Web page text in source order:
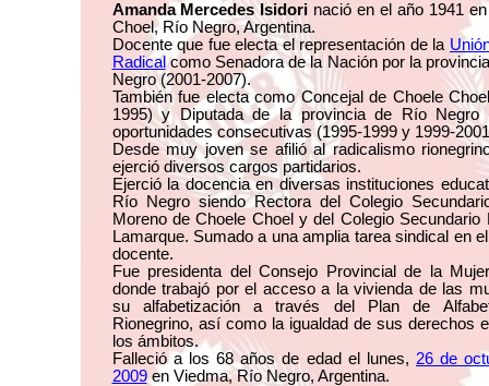
Amanda Mercedes Isidori nació en el año 1941
Choel, Río Negro, Argentina.
Docente que fue electa el representación de la
Radicalcomo Senadora de la Nación por la
Negro (2001-2007).
También fue electa como Concejal de Choele
1995) y Diputada de la provincia de Río Negro
oportunidades consecutivas (1995-1999 y 1999-
Desde muy joven se afilió al radicalismo
ejerció diversos cargos partidarios.
Ejerció la docencia en diversas instituciones
Río Negro siendo Rectora del Colegio
Moreno de Choele Choel y del Colegio Secundario
Lamarque. Sumado a una amplia tarea sindical en
docente.
Fue presidenta del Consejo Provincial de la
donde trabajó por el acceso a la vivienda de las
su alfabetización a través del Plan de
Rionegrino, así como la igualdad de sus derechos
los ámbitos.
Falleció a los 68 años de edad el lunes, 26 de
2009en Viedma, Río Negro, Argentina.